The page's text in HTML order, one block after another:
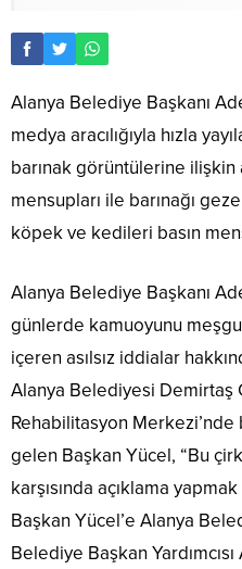
Alanya Belediye Başkanı
medya aracılığıyla hızla
barınak görüntülerine ilişkin
mensupları ile barınağı
köpek ve kedileri basın
Alanya Belediye Başkanı
günlerde kamuoyunu
içeren asılsız iddialar
Alanya Belediyesi Demirtaş
Rehabilitasyon Merkezi’nde
gelen Başkan Yücel, “Bu
karşısında açıklama
Başkan Yücel’e Alanya
Belediye Başkan